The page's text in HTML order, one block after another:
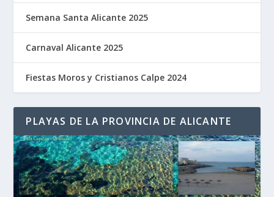
Semana Santa Alicante 2025
Carnaval Alicante 2025
Fiestas Moros y Cristianos Calpe 2024
PLAYAS DE LA PROVINCIA DE ALICANTE